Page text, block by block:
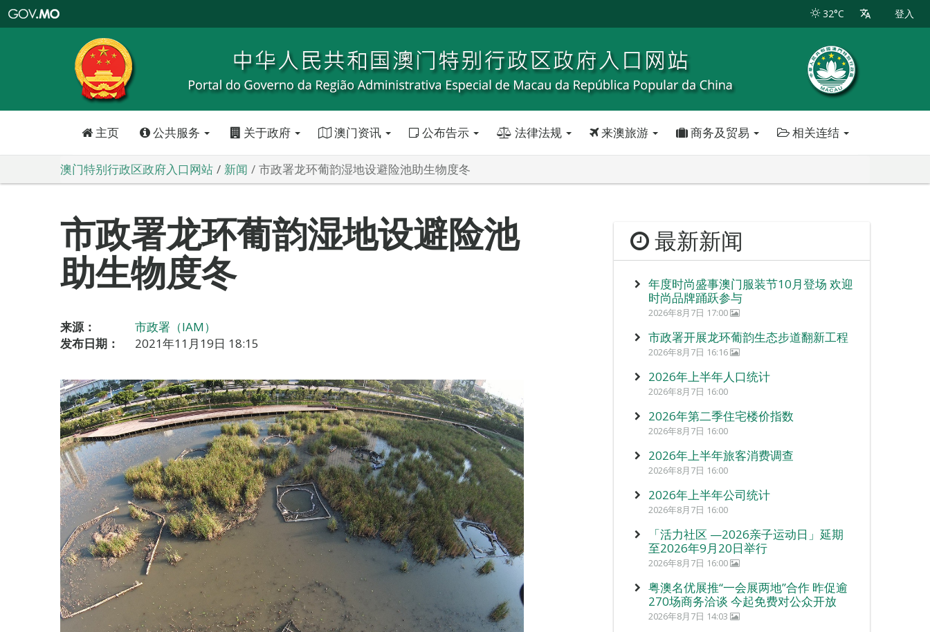
特
政
区
政
口
32°C 登入
主页 公共服务 关于政府 澳门资讯 公布告示 法律法规 来澳旅游 商务及贸易 相关连结
澳门特别行政区政府入口网站 新闻 市政署龙环葡韵湿地设避险池助生物度冬
市政署龙环葡韵湿地设避险池
助生物度冬
来源：
市政署（IAM）
发布日期：
2021年11月19日 18:15
最新新闻
年度时尚盛事澳门服装节10月登场 欢迎
时尚品牌踊跃参与
2026年8月7日 17:00
市政署开展龙环葡韵生态步道翻新工程
2026年8月7日 16:16
2026年上半年人口统计
2026年8月7日 16:00
2026年第二季住宅楼价指数
2026年8月7日 16:00
2026年上半年旅客消费调查
2026年8月7日 16:00
2026年上半年公司统计
2026年8月7日 16:00
「活力社区 —2026亲子运动日」延期
至2026年9月20日举行
2026年8月7日 16:00
粤澳名优展推“一会展两地”合作 昨促逾
270场商务洽谈 今起免费对公众开放
2026年8月7日 14:03